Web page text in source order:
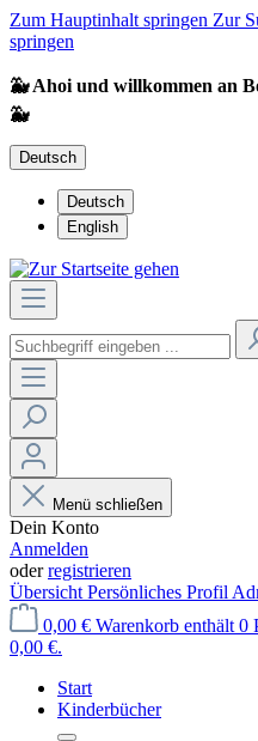
Zum Hauptinhalt springen Zur
springen
🐳 Ahoi und willkommen an
🐳
Deutsch
Deutsch
English
Menü schließen
Dein Konto
Anmelden
oderregistrieren
Übersicht Persönliches Profil
0,00 € Warenkorb enthält 0
0,00 €.
Start
Kinderbücher